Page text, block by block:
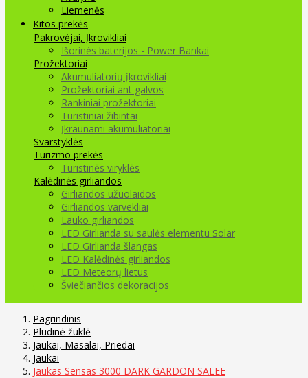
Liemenės
Kitos prekės
Pakrovėjai, Įkrovikliai
Išorinės baterijos - Power Bankai
Prožektoriai
Akumuliatorių įkrovikliai
Prožektoriai ant galvos
Rankiniai prožektoriai
Turistiniai žibintai
Įkraunami akumuliatoriai
Svarstyklės
Turizmo prekės
Turistinės viryklės
Kalėdinės girliandos
Girliandos užuolaidos
Girliandos varvekliai
Lauko girliandos
LED Girlianda su saulės elementu Solar
LED Girlianda šlangas
LED Kalėdinės girliandos
LED Meteorų lietus
Šviečiančios dekoracijos
Pagrindinis
Plūdinė žūklė
Jaukai, Masalai, Priedai
Jaukai
Jaukas Sensas 3000 DARK GARDON SALEE